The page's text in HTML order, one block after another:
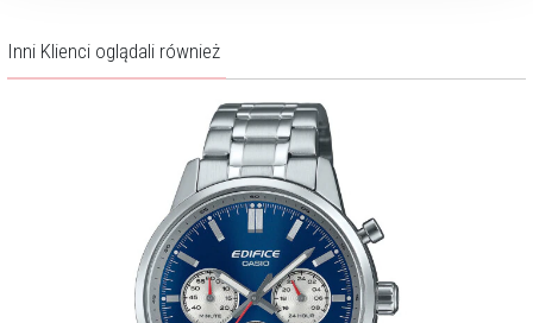
Inni Klienci oglądali również